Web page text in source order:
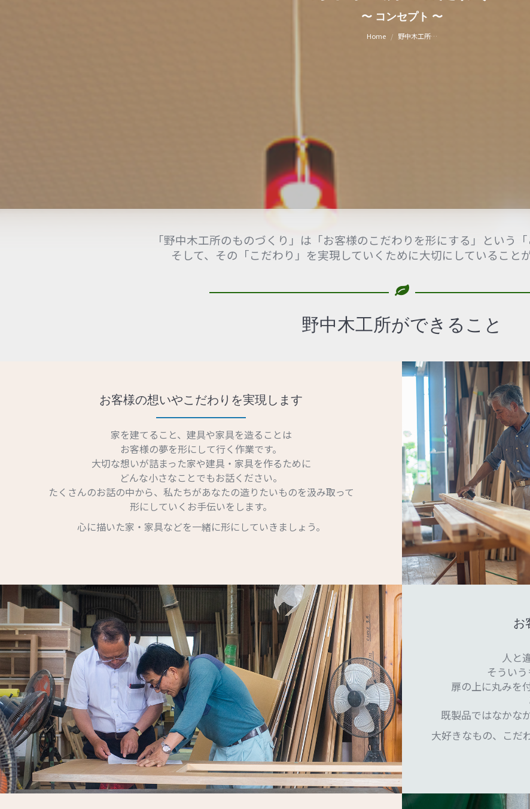
〜 コンセプト 〜
You are here:
Home 野中木工所…
「野中木工所のものづくり」は「お客様のこだわりを形にする」という「
そして、その「こだわり」を実現していくために大切にしていること
野中木工所ができること
お客様の想いやこだわりを実現します
家を建てること、建具や家具を造ることは
お客様の夢を形にして行く作業です。
大切な想いが詰まった家や建具・家具を作るために
どんな小さなことでもお話ください。
たくさんのお話の中から、私たちがあなたの造りたいものを汲み取って
形にしていくお手伝いをします。
心に描いた家・家具などを一緒に形にしていきましょう。
お
人と
そうい
扉の上に丸みを
既製品ではなかな
大好きなもの、こだ